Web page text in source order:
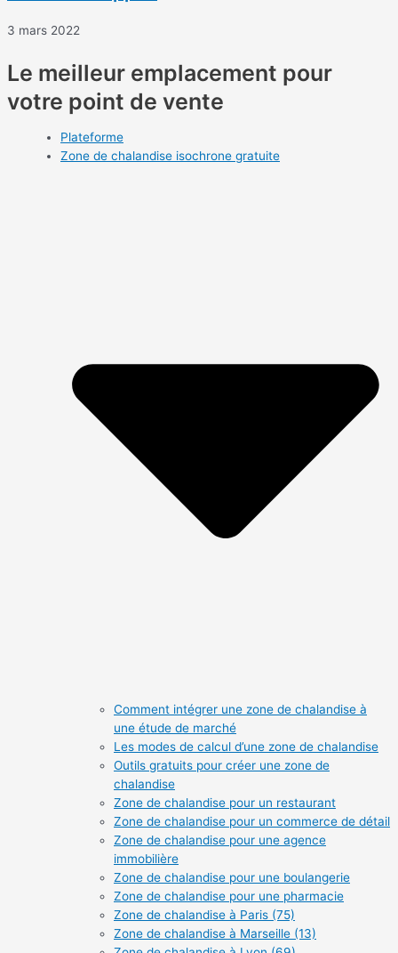
3 mars 2022
Le meilleur emplacement pour
votre point de vente
Plateforme
Zone de chalandise isochrone gratuite
Comment intégrer une zone de chalandise à
une étude de marché
Les modes de calcul d’une zone de chalandise
Outils gratuits pour créer une zone de
chalandise
Zone de chalandise pour un restaurant
Zone de chalandise pour un commerce de détail
Zone de chalandise pour une agence
immobilière
Zone de chalandise pour une boulangerie
Zone de chalandise pour une pharmacie
Zone de chalandise à Paris (75)
Zone de chalandise à Marseille (13)